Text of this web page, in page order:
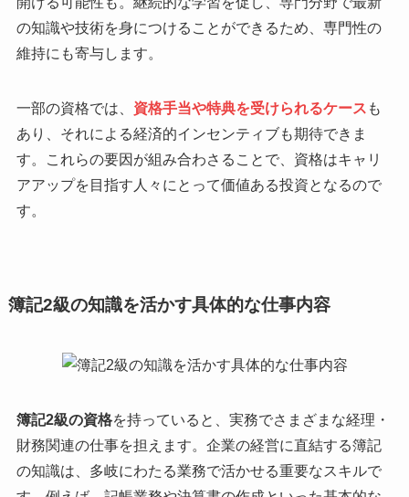
の知識や技術を身につけることができるため、専門性の
維持にも寄与します。
一部の資格では、 資格手当や特典を受けられるケース も
あり、それによる経済的インセンティブも期待できま
す。これらの要因が組み合わさることで、資格はキャリ
アアップを目指す人々にとって価値ある投資となるので
す。
簿記2級の知識を活かす具体的な仕事内容
簿記2級の資格を持っていると、実務でさまざまな経理・
財務関連の仕事を担えます。企業の経営に直結する簿記
の知識は、多岐にわたる業務で活かせる重要なスキルで